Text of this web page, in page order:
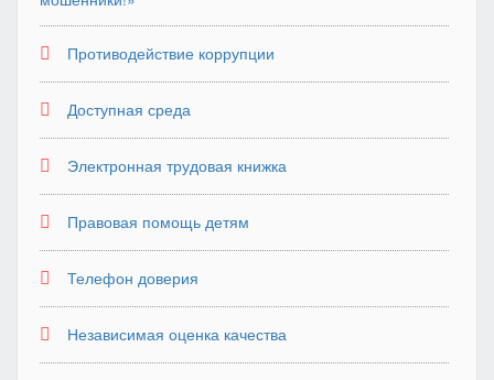
Противодействие коррупции
Доступная среда
Электронная трудовая книжка
Правовая помощь детям
Телефон доверия
Независимая оценка качества